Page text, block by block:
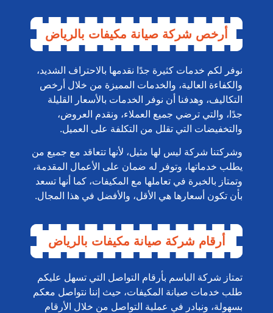
أرخص شركة صيانة مكيفات بالرياض
نوفر لكم خدمات كثيرة جدًا نقدمها بالاحتراف الشديد،
والكفاءة العالية، والخدمات المميزة من خلال أرخص
التكاليف، وهدفنا أن نوفر الخدمات بالأسعار القليلة
جدًا، والتي ترضي جميع العملاء، ونقدم العروض،
والتخفيضات التي تقلل من التكلفة على العميل.
وشركتنا شركة ليس لها مثيل، لأنها تتعاقد مع جميع من
يطلب خدماتها، وتوفر له ضمان على الأعمال المقدمة،
وتمتاز بالخبرة في تعاملها مع المكيفات، كما أنها تسعد
بأن تكون أسعارها هي الأقل، والأفضل في هذا المجال.
أرقام شركة صيانة مكيفات بالرياض
تمتاز شركة الباسم بأرقام التواصل التي تسهل عليكم
طلب خدمات صيانة المكيفات، حيث إننا نتواصل معكم
بسهولة، ونبادر في عملية التواصل من خلال الأرقام